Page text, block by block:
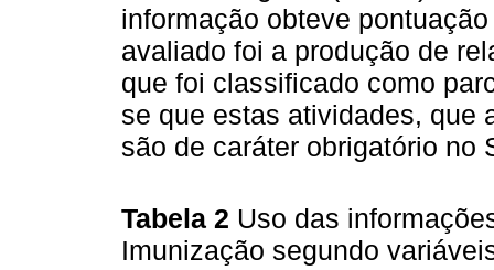
informação obteve
avaliado foi a produção de
que foi classificado como
se que estas atividades, que
são de caráter obrigatório no
Tabela 2 Uso das
Imunização segundo